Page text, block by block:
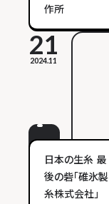
作所
21
2024.11
日本の生糸 最
後の砦「碓氷製
糸株式会社」